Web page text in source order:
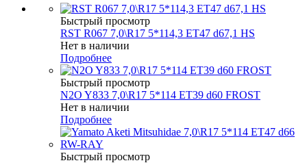
Быстрый просмотр
RST R067 7,0\R17 5*114,3 ET47 d67,1 HS
Нет в наличии
Подробнее
Быстрый просмотр
N2O Y833 7,0\R17 5*114 ET39 d60 FROST
Нет в наличии
Подробнее
Быстрый просмотр